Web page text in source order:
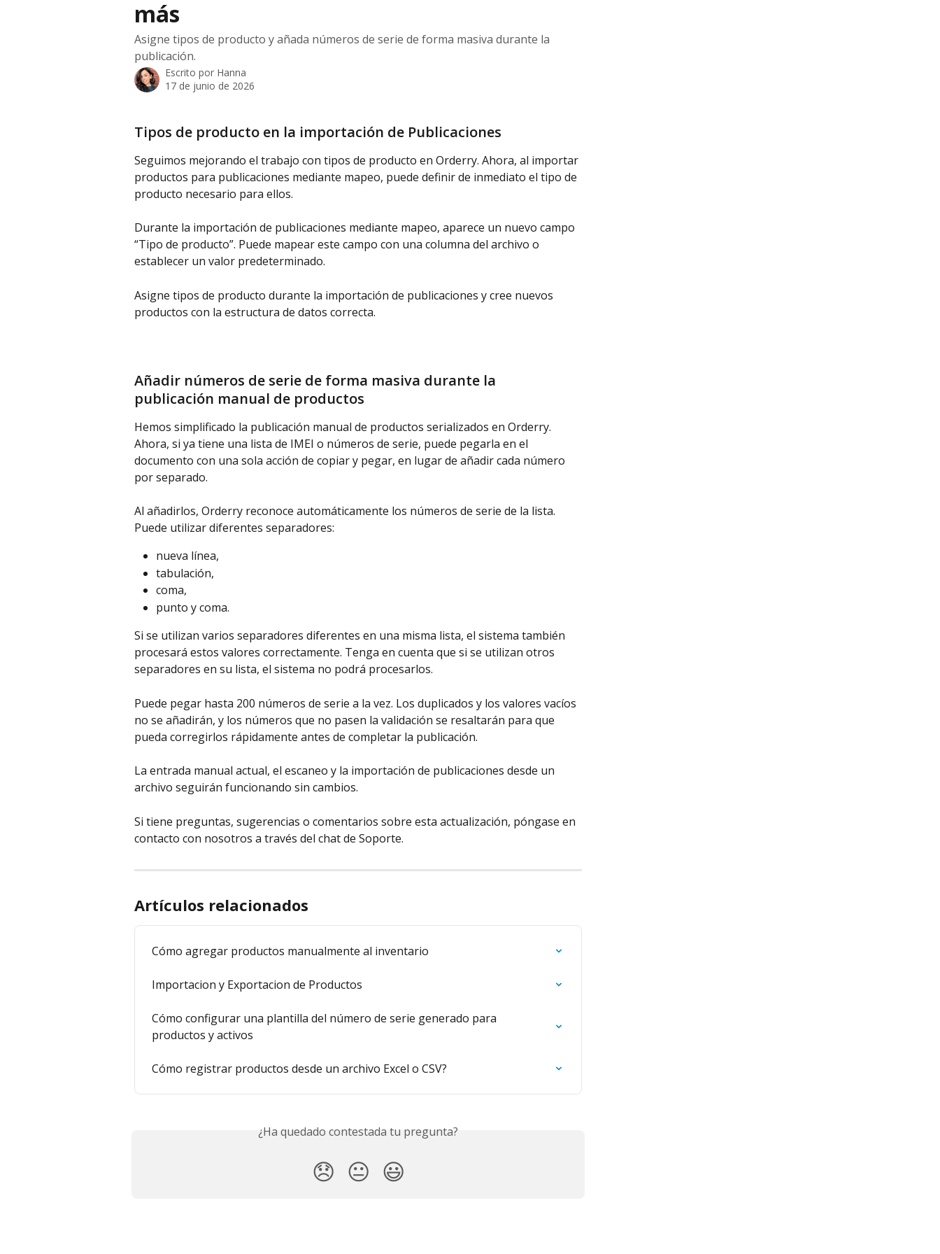
más
Asigne tipos de producto y añada números de serie de forma masiva durante la
publicación.
Escrito por Hanna
17 de junio de 2026
Tipos de producto en la importación de Publicaciones
Seguimos mejorando el trabajo con tipos de producto en Orderry. Ahora, al importar
productos para publicaciones mediante mapeo, puede definir de inmediato el tipo de
producto necesario para ellos.
Durante la importación de publicaciones mediante mapeo, aparece un nuevo campo
“Tipo de producto”. Puede mapear este campo con una columna del archivo o
establecer un valor predeterminado.
Asigne tipos de producto durante la importación de publicaciones y cree nuevos
productos con la estructura de datos correcta.
Añadir números de serie de forma masiva durante la
publicación manual de productos
Hemos simplificado la publicación manual de productos serializados en Orderry.
Ahora, si ya tiene una lista de IMEI o números de serie, puede pegarla en el
documento con una sola acción de copiar y pegar, en lugar de añadir cada número
por separado.
Al añadirlos, Orderry reconoce automáticamente los números de serie de la lista.
Puede utilizar diferentes separadores:
nueva línea,
tabulación,
coma,
punto y coma.
Si se utilizan varios separadores diferentes en una misma lista, el sistema también
procesará estos valores correctamente. Tenga en cuenta que si se utilizan otros
separadores en su lista, el sistema no podrá procesarlos.
Puede pegar hasta 200 números de serie a la vez. Los duplicados y los valores vacíos
no se añadirán, y los números que no pasen la validación se resaltarán para que
pueda corregirlos rápidamente antes de completar la publicación.
La entrada manual actual, el escaneo y la importación de publicaciones desde un
archivo seguirán funcionando sin cambios.
Si tiene preguntas, sugerencias o comentarios sobre esta actualización, póngase en
contacto con nosotros a través del chat de Soporte.
Artículos relacionados
Cómo agregar productos manualmente al inventario
Importacion y Exportacion de Productos
Cómo configurar una plantilla del número de serie generado para
productos y activos
Cómo registrar productos desde un archivo Excel o CSV?
¿Ha quedado contestada tu pregunta?
😞 😐 😃